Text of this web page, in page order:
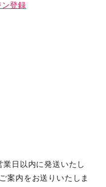
登録
日以内に発送いたし
案内をお送りいたしま